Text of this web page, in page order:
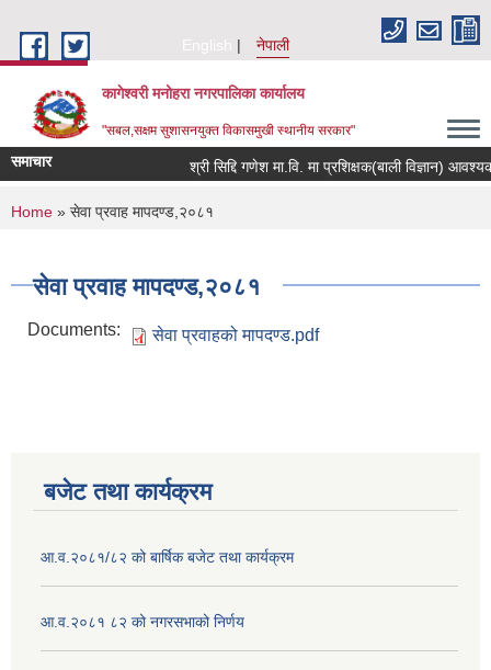
English
नेपाली
कागेश्वरी मनोहरा नगरपालिका कार्यालय
"सबल,सक्षम सुशासनयुक्त विकासमुखी स्थानीय सरकार"
समाचार श्री सिद्दि गणेश मा.वि. मा प्रशिक्षक(बाली विज्ञान) आवश्यकता
You are here
Home » सेवा प्रवाह मापदण्ड,२०८१
सेवा प्रवाह मापदण्ड,२०८१
Documents: सेवा प्रवाहको मापदण्ड.pdf
बजेट तथा कार्यक्रम
आ.व.२०८१/८२ को बार्षिक बजेट तथा कार्यक्रम
आ.व.२०८१ ८२ को नगरसभाको निर्णय